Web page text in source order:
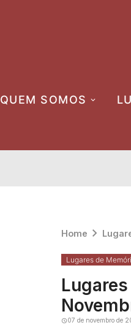
QUEM SOMOS
Home
Lugares de
07 de novembro de